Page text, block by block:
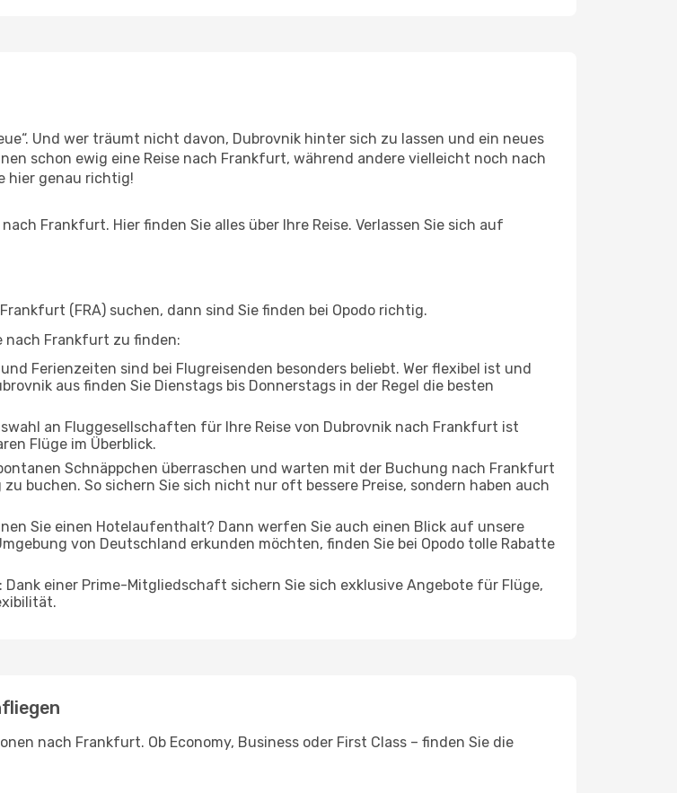
Und wer träumt nicht davon, Dubrovnik hinter sich zu lassen und ein neues
schon ewig eine Reise nach Frankfurt, während andere vielleicht noch nach
hier genau richtig!
Frankfurt. Hier finden Sie alles über Ihre Reise. Verlassen Sie sich auf
(FRA) suchen, dann sind Sie finden bei Opodo richtig.
nach Frankfurt zu finden:
Ferienzeiten sind bei Flugreisenden besonders beliebt. Wer flexibel ist und
aus finden Sie Dienstags bis Donnerstags in der Regel die besten
an Fluggesellschaften für Ihre Reise von Dubrovnik nach Frankfurt ist
Flüge im Überblick.
Schnäppchen überraschen und warten mit der Buchung nach Frankfurt
buchen. So sichern Sie sich nicht nur oft bessere Preise, sondern haben auch
Sie einen Hotelaufenthalt? Dann werfen Sie auch einen Blick auf unsere
von Deutschland erkunden möchten, finden Sie bei Opodo tolle Rabatte
: Dank einer Prime-Mitgliedschaft sichern Sie sich exklusive Angebote für Flüge,
nach Frankfurt. Ob Economy, Business oder First Class – finden Sie die